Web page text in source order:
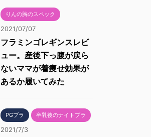
りんの胸のスペック
2021/07/07
フラミンゴレギンスレビ
ュー。産後下っ腹が戻ら
ないママが着痩せ効果が
あるか履いてみた
PGブラ 卒乳後のナイトブラ
2021/7/3